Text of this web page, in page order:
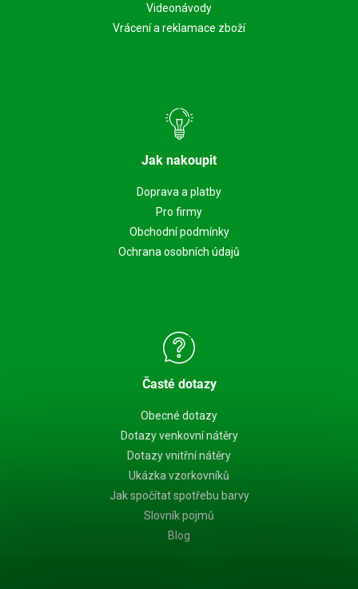
Videonávody
Vrácení a reklamace zboží
Jak nakoupit
Doprava a platby
Pro firmy
Obchodní podmínky
Ochrana osobních údajů
Časté dotazy
Obecné dotazy
Dotazy venkovní nátěry
Dotazy vnitřní nátěry
Ukázka vzorkovníků
Jak spočítat spotřebu barvy
Slovník pojmů
Blog